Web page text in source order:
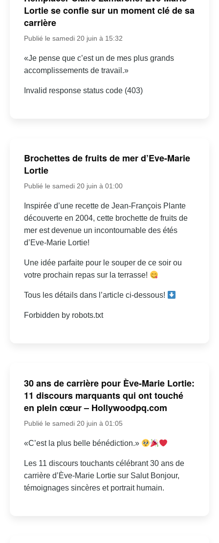
Lortie se confie sur un moment clé de sa
carrière
Publié le samedi 20 juin à 15:32
«Je pense que c’est un de mes plus grands
accomplissements de travail.»
Invalid response status code (403)
Brochettes de fruits de mer d’Eve-Marie
Lortie
Publié le samedi 20 juin à 01:00
Inspirée d’une recette de Jean-François Plante
découverte en 2004, cette brochette de fruits de
mer est devenue un incontournable des étés
d’Eve-Marie Lortie!
Une idée parfaite pour le souper de ce soir ou
votre prochain repas sur la terrasse!
Tous les détails dans l’article ci-dessous!
Forbidden by robots.txt
30 ans de carrière pour Ève-Marie Lortie:
11 discours marquants qui ont touché
en plein cœur – Hollywoodpq.com
Publié le samedi 20 juin à 01:05
«C’est la plus belle bénédiction.»
Les 11 discours touchants célébrant 30 ans de
carrière d’Ève-Marie Lortie sur Salut Bonjour,
témoignages sincères et portrait humain.